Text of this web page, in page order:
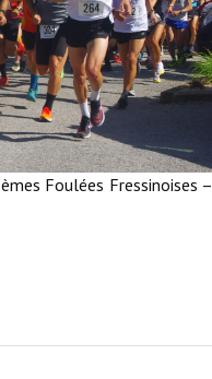
Foulées Fressinoises –